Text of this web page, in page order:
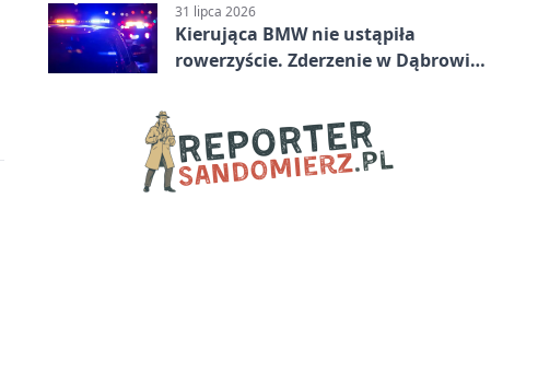
31 lipca 2026
Kierująca BMW nie ustąpiła
rowerzyście. Zderzenie w Dąbrowie